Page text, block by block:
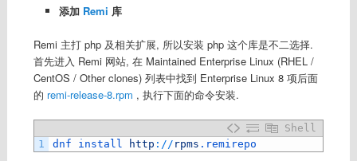
添加 Remi 库
Remi 主打 php 及相关扩展, 所以安装 php 这个库是不二选择.
首先进入 Remi 网站, 在 Maintained Enterprise Linux (RHEL /
CentOS / Other clones) 列表中找到 Enterprise Linux 8 项后面
的 remi-release-8.rpm , 执行下面的命令安装.
Shell
1
dnf install http : / / rpms .remirepo